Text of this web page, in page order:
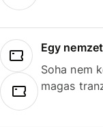
Egy
Soha nem
magas